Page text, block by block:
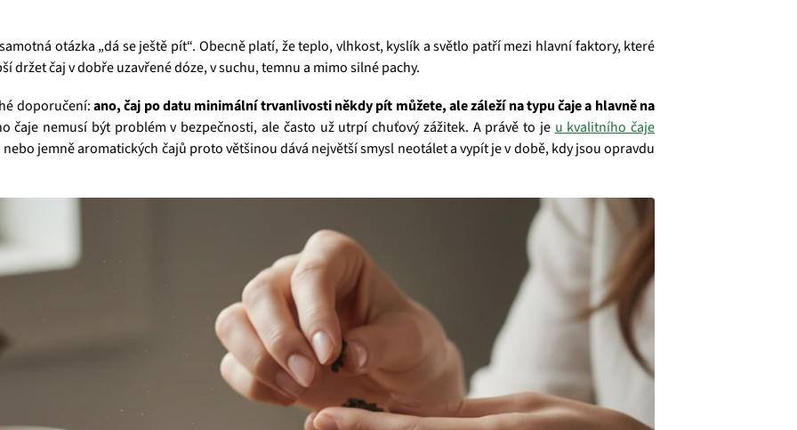
otázka „dá se ještě pít“. Obecně platí, že teplo, vlhkost, kyslík a světlo patří mezi hlavní faktory, které
držet čaj v dobře uzavřené dóze, v suchu, temnu a mimo silné pachy.
doporučení:ano, čaj po datu minimální trvanlivosti někdy pít můžete, ale záleží na typu čaje a hlavně na
čaje nemusí být problém v bezpečnosti, ale často už utrpí chuťový zážitek. A právě to je u kvalitního čaje
jemně aromatických čajů proto většinou dává největší smysl neotálet a vypít je v době, kdy jsou opravdu